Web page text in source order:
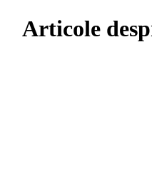
Articole